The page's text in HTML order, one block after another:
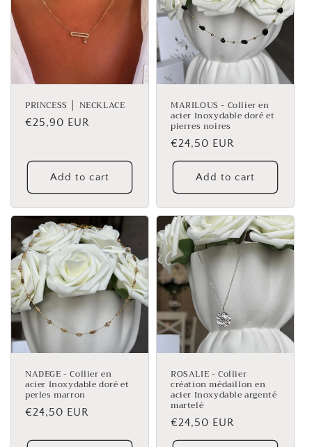
PRINCESS │ NECKLACE
Regular
€25,90 EUR
Add to cart
MARILOUS - Collier en
acier Inoxydable doré et
pierres noires
Regular
price
€24,50 EUR
Add to cart
NADEGE - Collier en
acier Inoxydable doré et
perles marron
Regular
€24,50 EUR
ROSALIE - Collier
création médaillon en
acier Inoxydable argenté
martelé
Regular
price
€24,50 EUR